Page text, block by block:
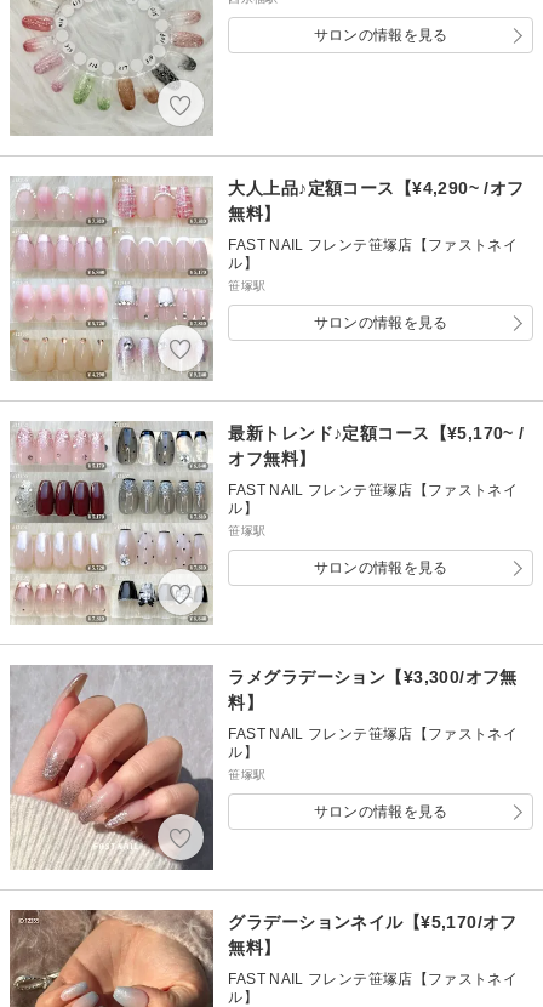
サロンの情報を見る
大人上品♪定額コース【¥4,290~ /オフ
無料】
FAST NAIL フレンテ笹塚店【ファストネイ
ル】
笹塚駅
サロンの情報を見る
最新トレンド♪定額コース【¥5,170~ /
オフ無料】
FAST NAIL フレンテ笹塚店【ファストネイ
ル】
笹塚駅
サロンの情報を見る
ラメグラデーション【¥3,300/オフ無
料】
FAST NAIL フレンテ笹塚店【ファストネイ
ル】
笹塚駅
サロンの情報を見る
グラデーションネイル【¥5,170/オフ
無料】
FAST NAIL フレンテ笹塚店【ファストネイ
ル】